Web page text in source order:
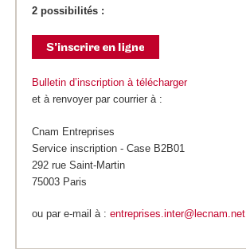
2 possibilités :
Bulletin d’inscription à télécharger
et à renvoyer par courrier à :
Cnam Entreprises
Service inscription - Case B2B01
292 rue Saint-Martin
75003 Paris
ou par e-mail à : entreprises.inter@lecnam.net